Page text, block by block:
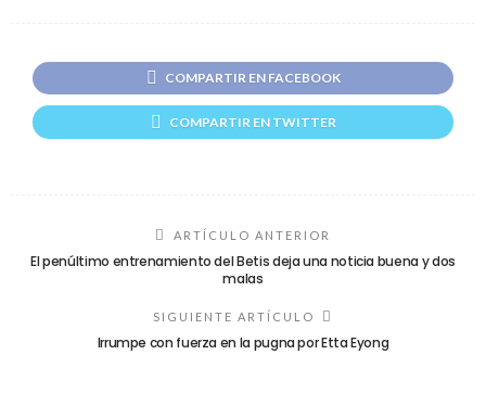
COMPARTIR EN FACEBOOK
COMPARTIR EN TWITTER
ARTÍCULO ANTERIOR
El penúltimo entrenamiento del Betis deja una noticia buena y dos
malas
SIGUIENTE ARTÍCULO
Irrumpe con fuerza en la pugna por Etta Eyong